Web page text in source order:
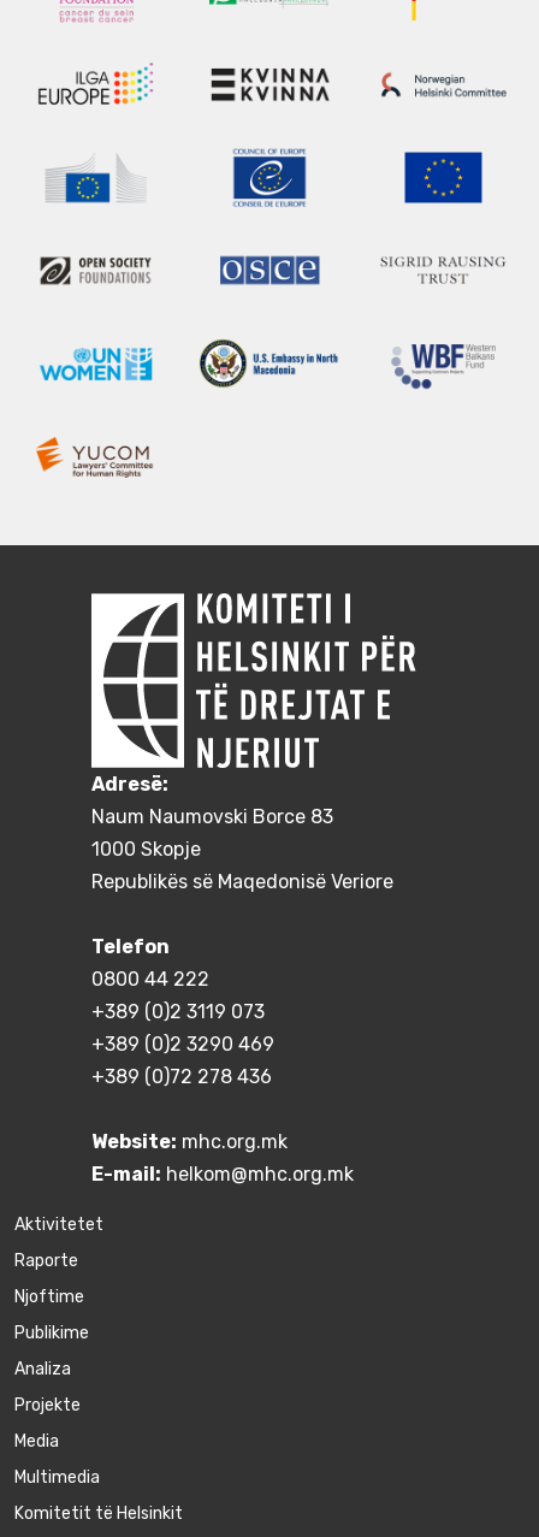
Adresë:
Naum Naumovski Borce 83
1000 Skopje
Republikës së Maqedonisë Veriore
Telefon
0800 44 222
+389 (0)2 3119 073
+389 (0)2 3290 469
+389 (0)72 278 436
Website: mhc.org.mk
E-mail: helkom@mhc.org.mk
Aktivitetet
Raporte
Njoftime
Publikime
Аnaliza
Projekte
Media
Multimedia
Komitetit të Helsinkit